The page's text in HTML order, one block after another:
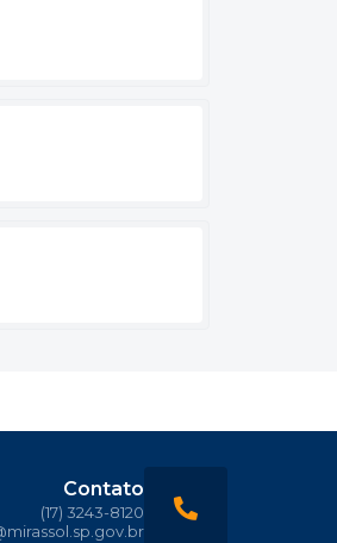
Contato
(17) 3243-8120